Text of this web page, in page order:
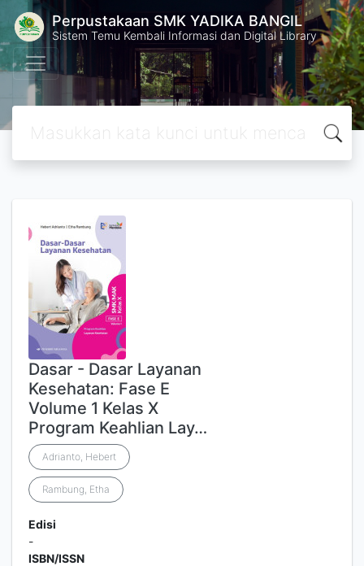
Perpustakaan SMK YADIKA BANGIL
Sistem Temu Kembali Informasi dan Digital Library
Dasar - Dasar Layanan
Kesehatan: Fase E
Volume 1 Kelas X
Program Keahlian Lay…
Adrianto, Hebert
Rambung, Etha
Edisi
-
ISBN/ISSN